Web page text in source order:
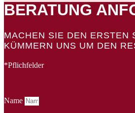
BERATUNG
MACHEN SIE DEN ERSTEN
KÜMMERN UNS UM DEN
*Pflichfelder
Name